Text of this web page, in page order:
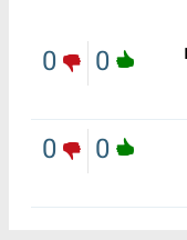
0
0
0
0